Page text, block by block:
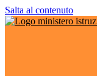
Salta al contenuto